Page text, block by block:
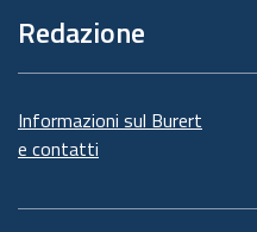
Redazione
Informazioni sul Burert
e contatti